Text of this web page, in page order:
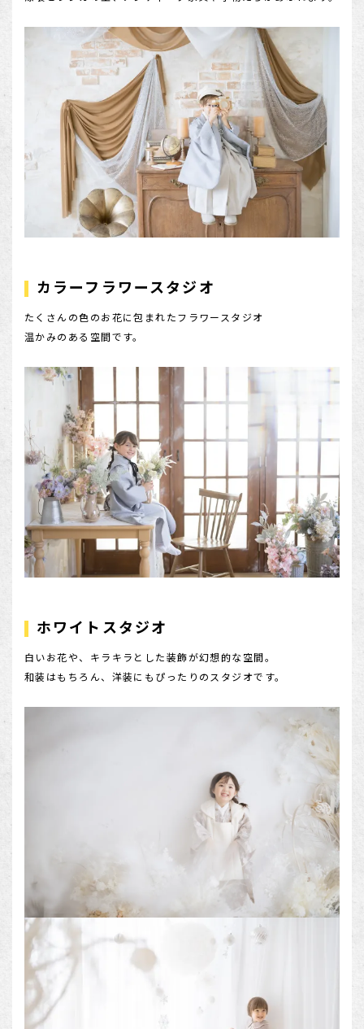
カラーフラワースタジオ
たくさんの色のお花に包まれたフラワースタジオ
温かみのある空間です。
ホワイトスタジオ
白いお花や、キラキラとした装飾が幻想的な空間。
和装はもちろん、洋装にもぴったりのスタジオです。